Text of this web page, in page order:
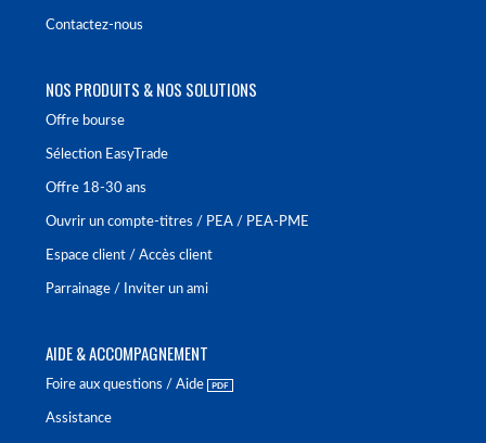
Contactez-nous
NOS PRODUITS & NOS SOLUTIONS
Offre bourse
Sélection EasyTrade
Offre 18-30 ans
Ouvrir un compte-titres / PEA / PEA-PME
Espace client / Accès client
Parrainage / Inviter un ami
AIDE & ACCOMPAGNEMENT
Foire aux questions / Aide
Assistance